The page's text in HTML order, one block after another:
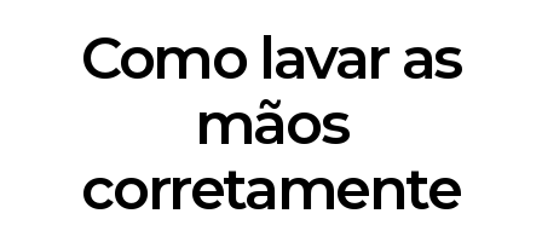
Como lavar as
mãos
corretamente